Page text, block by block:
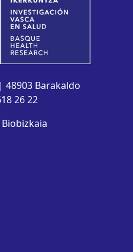
48903 Barakaldo
26 22